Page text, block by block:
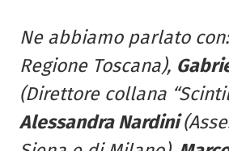
Ne abbiamo parlato
Regione Toscana),
(Direttore collana
Alessandra Nardini